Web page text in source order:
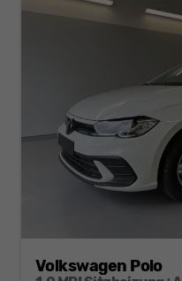
Volkswagen Polo